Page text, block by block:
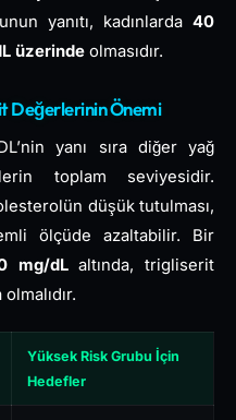
yanıtı, kadınlarda 40
üzerinde olmasıdır.
Değerlerinin Önemi
yanı sıra diğer yağ
toplam seviyesidir.
düşük tutulması,
ölçüde azaltabilir. Bir
mg/dLaltında, trigliserit
olmalıdır.
Yüksek Risk Grubu İçin
Hedefler